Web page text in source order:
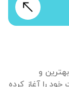
و
را آغاز کرده